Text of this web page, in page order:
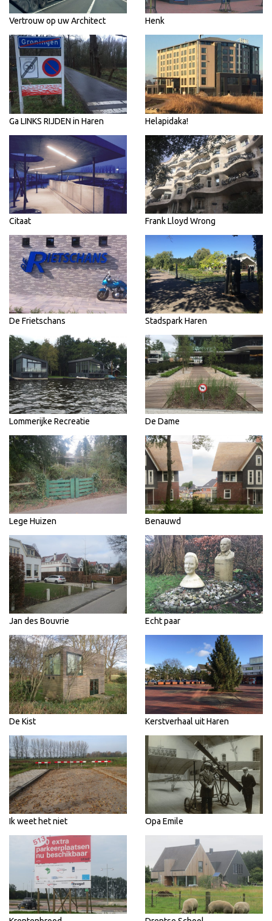
Vertrouw op uw Architect Henk
Ga LINKS RIJDEN in Haren Helapidaka!
Citaat Frank Lloyd Wrong
De Frietschans Stadspark Haren
Lommerijke Recreatie De Dame
Lege Huizen Benauwd
Jan des Bouvrie Echt paar
De Kist Kerstverhaal uit Haren
Ik weet het niet Opa Emile